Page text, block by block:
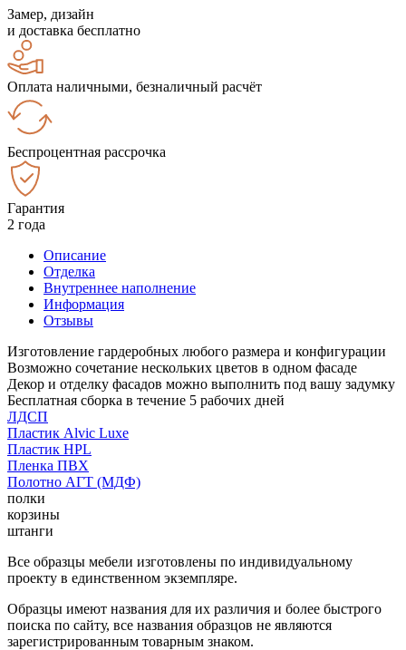
Замер, дизайн
и доставка бесплатно
Оплата наличными, безналичный расчёт
Беспроцентная рассрочка
Гарантия
2 года
Описание
Отделка
Внутреннее наполнение
Информация
Отзывы
Изготовление гардеробных любого размера и конфигурации
Возможно сочетание нескольких цветов в одном фасаде
Декор и отделку фасадов можно выполнить под вашу задумку
Бесплатная сборка в течение 5 рабочих дней
ЛДСП
Пластик Alvic Luxe
Пластик HPL
Пленка ПВХ
Полотно АГТ (МДФ)
полки
корзины
штанги
Все образцы мебели изготовлены по индивидуальному
проекту в единственном экземпляре.
Образцы имеют названия для их различия и более быстрого
поиска по сайту, все названия образцов не являются
зарегистрированным товарным знаком.